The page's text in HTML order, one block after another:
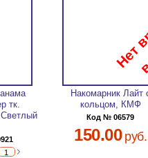
тк.
Накомарник Лайт
кольцом, КМФ
Код № 06579
150.00руб.